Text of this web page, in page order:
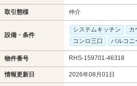
取引態様 仲介
設備・条件
システムキッチン
カ
コンロ三口
バルコニ
物件番号 RHS-159701-46318
情報更新日 2026年08月01日